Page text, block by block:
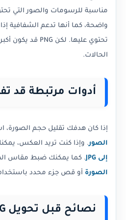
مناسبة للرسومات والصور التي
واضحة، كما أنها تدعم الشفافية
الحالات.
أدوات مرتبطة قد
إذا كان هدفك تقليل حجم الصورة،
الصور. وإذا كنت تريد العكس،
إلى JPG
. كما يمكنك ضبط مقاس
الصورة أو قص جزء محدد
نصائح قبل تحويل JPG إلى PNG